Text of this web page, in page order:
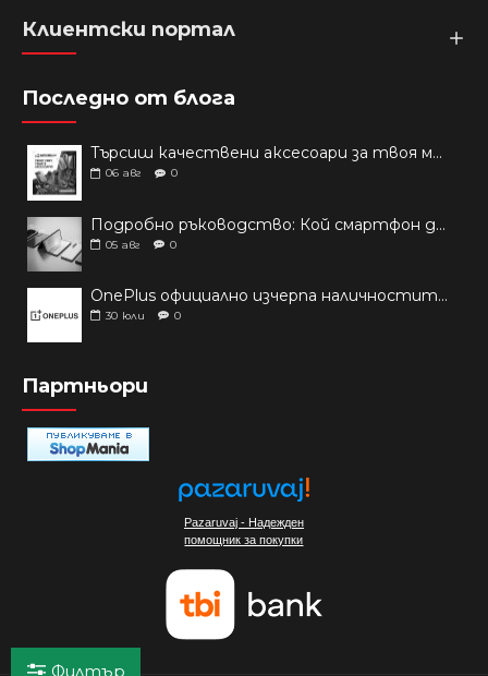
Филтър
Клиентски портал
Последно от блога
Търсиш качествени аксесоари за твоя модел? Как правилно да защитим новия си смартфон: Ръководство за аксесоари през 2026 г.
06 авг 0
Подробно ръководство: Кой смартфон да купиш през 2026 г.?
05 авг 0
OnePlus официално изчерпа наличностите си от телефони на основни пазари
30 юли 0
Партньори
Pazaruvaj - Надежден
помощник за покупки